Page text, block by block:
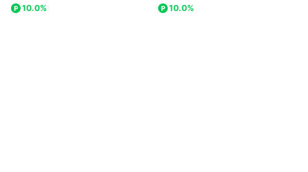
10.0% 10.0%